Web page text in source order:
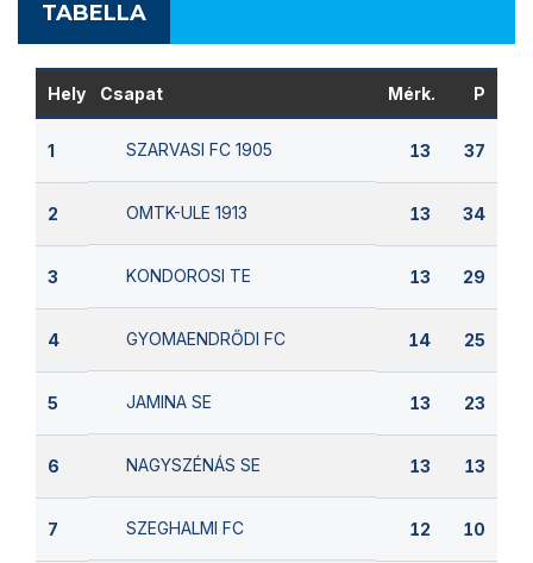
TABELLA
Hely Csapat Mérk. P
1 SZARVASI FC 1905 13 37
2 OMTK-ULE 1913 13 34
3 KONDOROSI TE 13 29
4 GYOMAENDRŐDI FC 14 25
5 JAMINA SE 13 23
6 NAGYSZÉNÁS SE 13 13
7 SZEGHALMI FC 12 10